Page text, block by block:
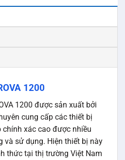
1200
1200 được sản xuất bởi
cung cấp các thiết bị
xác cao được nhiều
và sử dụng. Hiện thiết bị này
thức tại thị trường Việt Nam